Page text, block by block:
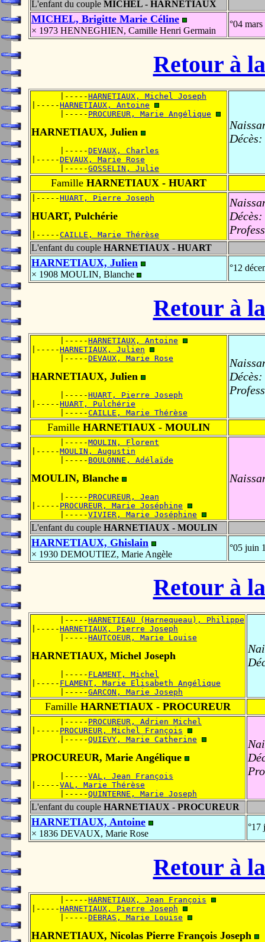
L'enfant du couple MICHEL - HARNETIAUX
MICHEL, Brigitte Marie Céline
× 1973 HENNEGHIEN, Camille Henri Germain
°04
Retour à
      |-----
HARNETIAUX, Michel Joseph
|-----HARNETIAUX, Antoine
      |-----
PROCUREUR, Marie Angélique
HARNETIAUX, Julien
      |-----
DEVAUX, Charles
|-----DEVAUX, Marie Rose
      |-----
GOSSELIN, Julie
Décès:
Famille HARNETIAUX - HUART
|-----HUART, Pierre Joseph
HUART, Pulchérie
|-----CAILLE, Marie Thérèse
Décès:
L'enfant du couple HARNETIAUX - HUART
HARNETIAUX, Julien
× 1908 MOULIN, Blanche
°12
Retour à
      |-----
HARNETIAUX, Antoine
|-----HARNETIAUX, Julien
      |-----
DEVAUX, Marie Rose
HARNETIAUX, Julien
      |-----
HUART, Pierre Joseph
|-----HUART, Pulchérie
      |-----
CAILLE, Marie Thérèse
Décès:
Famille HARNETIAUX - MOULIN
      |-----
MOULIN, Florent
|-----MOULIN, Augustin
      |-----
BOULONNE, Adélaïde
MOULIN, Blanche
      |-----
PROCUREUR, Jean
|----- PROCUREUR, Marie Joséphine
      |-----
VIVIER, Marie Joséphine
L'enfant du couple HARNETIAUX - MOULIN
HARNETIAUX, Ghislain
× 1930 DEMOUTIEZ, Marie Angèle
°05 juin
Retour à
      |-----
HARNETIEAU (Harnequeau), Philippe
|-----HARNETIAUX, Pierre Joseph
      |-----
HAUTCOEUR, Marie Louise
HARNETIAUX, Michel Joseph
      |-----
FLAMENT, Michel
|----- FLAMENT, Marie Elisabeth Angélique
      |-----
GARCON, Marie Joseph
Famille HARNETIAUX - PROCUREUR
      |-----
PROCUREUR, Adrien Michel
|----- PROCUREUR, Michel François
      |-----
QUIEVY, Marie Catherine
PROCUREUR, Marie Angélique
      |-----
VAL, Jean François
|-----VAL, Marie Thérèse
      |-----
QUINTERNE, Marie Joseph
L'enfant du couple HARNETIAUX - PROCUREUR
HARNETIAUX, Antoine
× 1836 DEVAUX, Marie Rose
°17
Retour à
      |-----
HARNETIAUX, Jean François
|-----HARNETIAUX, Pierre Joseph
      |-----
DEBRAS, Marie Louise
HARNETIAUX, Nicolas Pierre François Joseph